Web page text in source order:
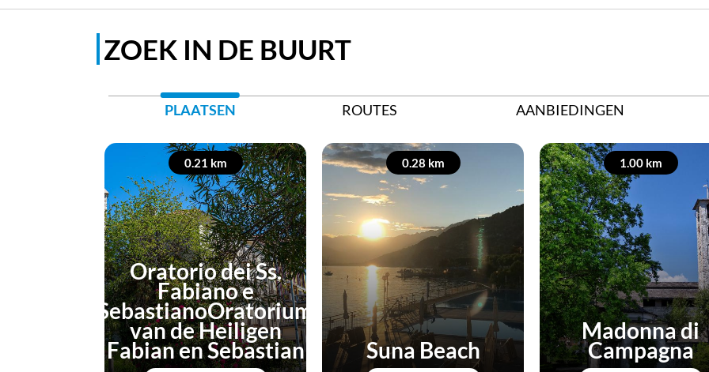
ZOEK IN DE BUURT
PLAATSEN ROUTES AANBIEDINGEN
0.21 km
Oratorio dei Ss.
Fabiano e
SebastianoOratorium
van de Heiligen
Fabian en Sebastian
0.28 km
Suna Beach
1.00 km
Madonna di
Campagna